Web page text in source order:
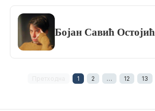
Бојан Савић Остојић
1 2 … 12 13